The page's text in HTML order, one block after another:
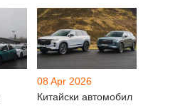
08 Apr 2026
Китайски автомобил